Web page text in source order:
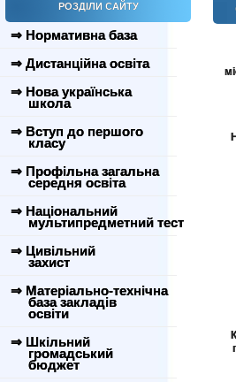
РОЗДІЛИ САЙТУ
⇒ Нормативна база
⇒ Дистанційна освіта
⇒ Нова українська
школа
⇒ Вступ до першого
класу
⇒ Профільна загальна
середня освіта
⇒ Національний
мультипредметний тест
⇒ Цивільний
захист
⇒ Матеріально-технічна
база закладів
освіти
⇒ Шкільний
громадський
бюджет